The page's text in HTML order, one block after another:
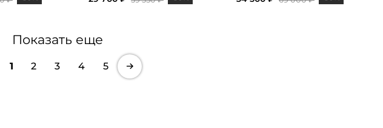
Показать еще
1 2 3 4 5